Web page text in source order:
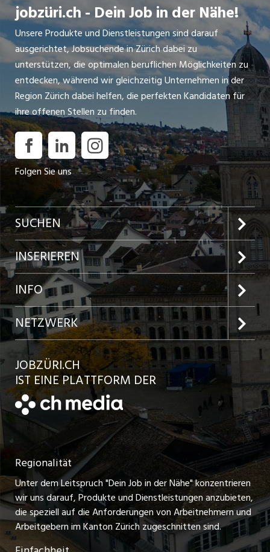
jobzüri.ch - Dein Job in der Nähe!
Unsere Produkte und Dienstleistungen sind darauf
ausgerichtet, Jobsuchende in Zürich dabei zu
unterstützen, die optimalen beruflichen Möglichkeiten zu
entdecken, während wir gleichzeitig Unternehmen in der
Region Zürich dabei helfen, die perfekten Kandidaten für
ihre offenen Stellen zu finden.
Folgen Sie uns
SUCHEN
Jobs im Kanton Zürich
Jobs in der Stadt Zürich
Jobs in der Stadt Winterthur
Jobs in der Stadt Bülach
Jobs in der Stadt Uster
Jobs in der Stadt Horgen
Festanstellungen
Temporäre Jobs
Freelance Jobs
Praktikum-Jobs
Lehrstellen
INSERIEREN
Preise und Leistungen
Inserat aufgeben
Kundenlogin
Schnittstelle
INFO
Team
Ratgeber
AGB
Datenschutzerklärung
Nutzungsbedingungen
Impressum
Stellenmeldepflicht
NETZWERK
jobbasel.ch
jobbern.ch
jobmittelland.ch
zentraljob.ch
myjob.ch
schaffu.ch (VS)
JOBZÜRI.CH
IST EINE PLATTFORM DER
Regionalität
Unter dem Leitspruch "Dein Job in der Nähe" konzentrieren
wir uns darauf, Produkte und Dienstleistungen anzubieten,
die speziell auf die Anforderungen von Arbeitnehmern und
Arbeitgebern im Kanton Zürich zugeschnitten sind.